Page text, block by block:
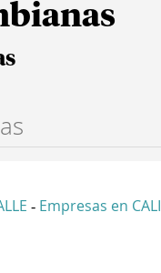
- Empresas en CALI